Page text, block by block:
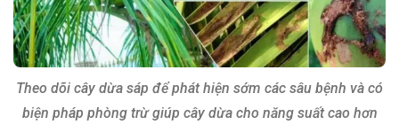
Theo dõi cây dừa sáp để phát hiện sớm các sâu bệnh và có
biện pháp phòng trừ giúp cây dừa cho năng suất cao hơn